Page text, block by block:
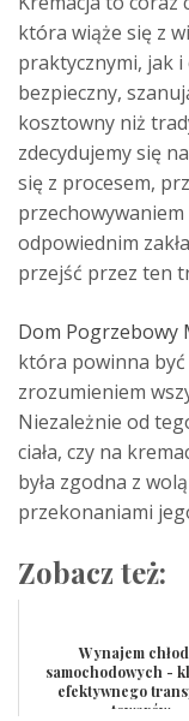
która wiąże się z
praktycznymi, jak
bezpieczny,
kosztowny niż
zdecydujemy się
się z procesem,
odpowiednim
przejść przez ten
Dom Pogrzebowy
która powinna być
zrozumieniem
Niezależnie od
ciała, czy na
była zgodna z
przekonaniami
Zobacz też:
Wynajem
samochodowych -
efektywnego
towarów